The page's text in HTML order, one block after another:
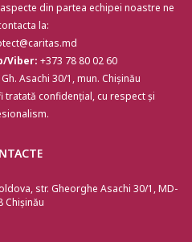
din partea echipei noastre ne
la:
Viber: +373 78 80 02 60
Gh. Asachi 30/1, mun. Chișinău
confidențial, cu respect și
str. Gheorghe Asachi 30/1, MD-
Chişinău